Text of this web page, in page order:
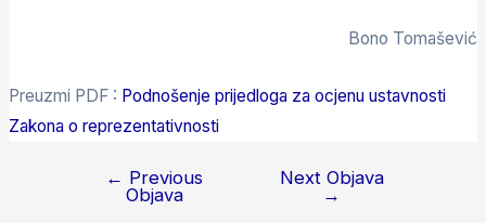
Bono Tomašević
Preuzmi PDF : Podnošenje prijedloga za ocjenu ustavnosti
Zakona o reprezentativnosti
← Previous
Objava
Next Objava
→